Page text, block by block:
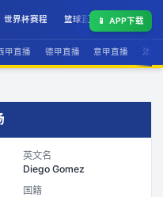
世界杯赛程 篮球直播 联赛积分
📱 APP下载
甲直播 德甲直播 意甲直播 法甲
英文名
Diego Gomez
国籍